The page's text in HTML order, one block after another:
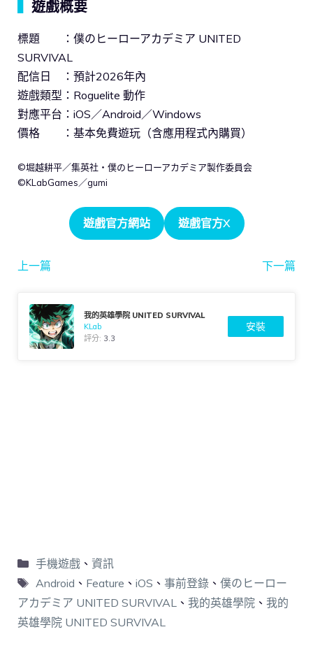
遊戲概要
標題 ：僕のヒーローアカデミア UNITED
SURVIVAL
配信日 ：預計2026年內
遊戲類型：Roguelite 動作
對應平台：iOS／Android／Windows
價格 ：基本免費遊玩（含應用程式內購買）
©堀越耕平／集英社・僕のヒーローアカデミア製作委員会
©KLabGames／gumi
遊戲官方網站 遊戲官方X
上一篇 下一篇
我的英雄學院 UNITED SURVIVAL
KLab
評分: 3.3
安裝
手機遊戲、 資訊
Android 、 Feature 、 iOS 、 事前登錄、 僕のヒーロー
アカデミア UNITED SURVIVAL 、 我的英雄學院 、 我的
英雄學院 UNITED SURVIVAL